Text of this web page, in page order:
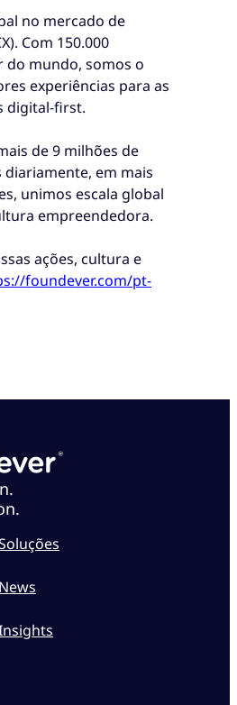
no mercado de
Com 150.000
mundo, somos o
experiências para as
digital-first.
de 9 milhões de
em mais
unimos escala global
empreendedora.
ações, cultura e
foundever.com/pt-
News